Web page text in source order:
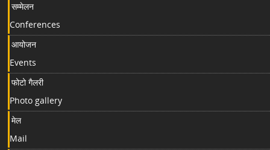
सम्मेलन
Conferences
आयोजन
Events
फोटो गैलरी
Photo gallery
मेल
Mail